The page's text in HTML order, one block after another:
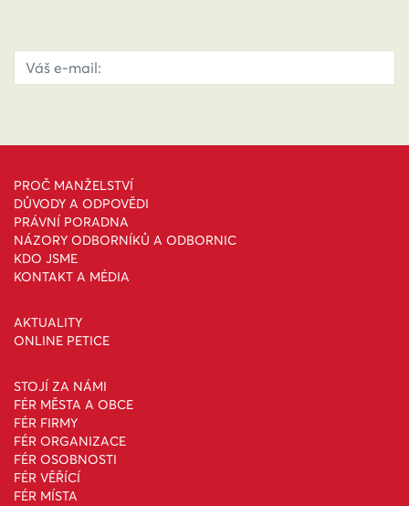
PROČ MANŽELSTVÍ
DŮVODY A ODPOVĚDI
PRÁVNÍ PORADNA
NÁZORY ODBORNÍKŮ A ODBORNIC
KDO JSME
KONTAKT A MÉDIA
AKTUALITY
ONLINE PETICE
STOJÍ ZA NÁMI
FÉR MĚSTA A OBCE
FÉR FIRMY
FÉR ORGANIZACE
FÉR OSOBNOSTI
FÉR VĚŘÍCÍ
FÉR MÍSTA